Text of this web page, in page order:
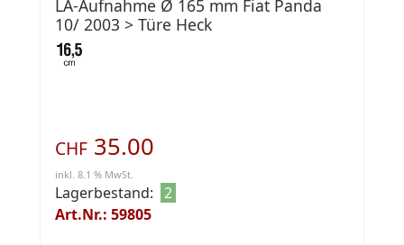
LA-Aufnahme Ø 165 mm Fiat Panda
10/ 2003 > Türe Heck
CHF 35.00
inkl. 8.1 % MwSt.
Lagerbestand: 2
Art.Nr.: 59805